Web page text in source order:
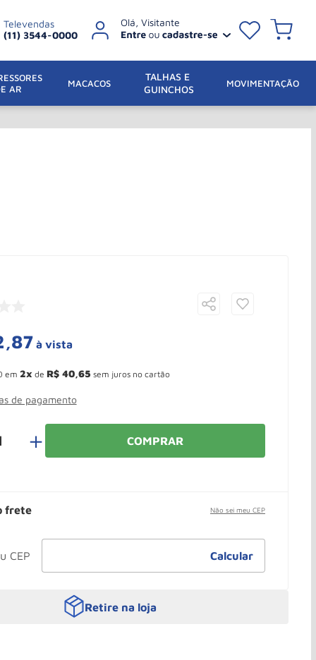
Televendas
(11) 3544-0000
AR
MACACOS
TALHAS E
GUINCHOS
MOVIMENTAÇÃO
,87 à vista
em 2 de R$ 40,65 sem juros no cartão
de pagamento
＋ COMPRAR
frete Não sei meu CEP
Retire na loja